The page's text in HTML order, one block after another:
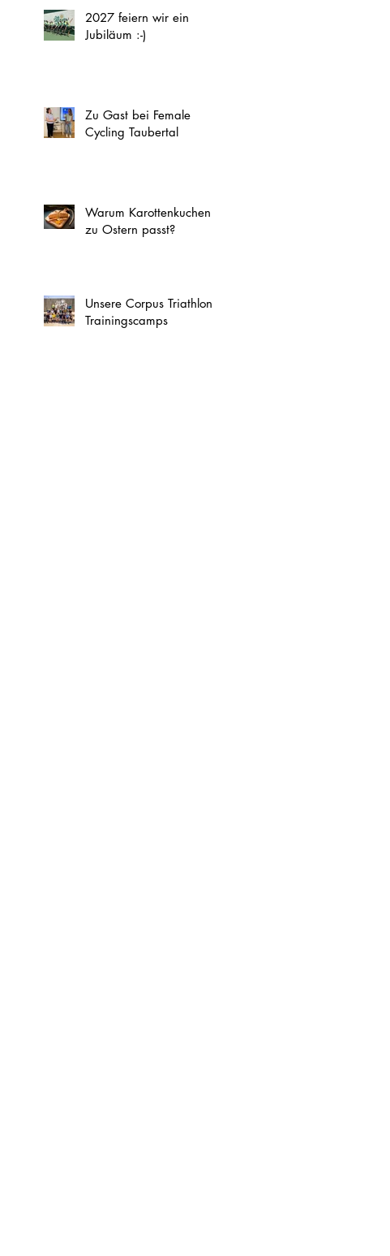
2027 feiern wir ein
Jubiläum :-)
Zu Gast bei Female
Cycling Taubertal
Warum Karottenkuchen
zu Ostern passt?
Unsere Corpus Triathlon
Trainingscamps